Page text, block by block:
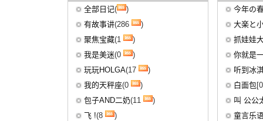
全部日记(
)
有故事讲(286
)
聚焦宝藏(1
)
我是美迷(0
)
玩玩HOLGA(17
)
我的天秤座(0
)
包子AND二奶(11
)
飞 !(8
)
今年の
大楽と
抓娃娃
你就是
听到冰
白面包
叫 公公
童言乐